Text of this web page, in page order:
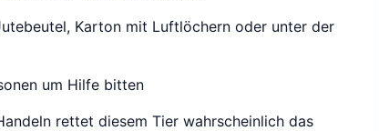
Karton mit Luftlöchern oder unter der
um Hilfe bitten
rettet diesem Tier wahrscheinlich das